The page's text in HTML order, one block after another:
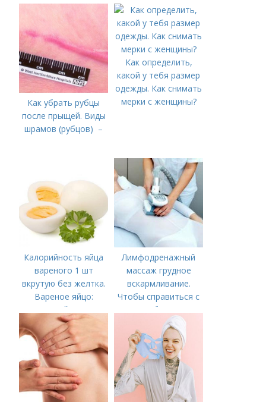
Как убрать рубцы
после прыщей. Виды
шрамов (рубцов) –
Как определить,
какой у тебя размер
одежды. Как снимать
мерки с женщины?
Калорийность яйца
вареного 1 шт
вкрутую без желтка.
Вареное яйцо:
калорийность
Лимфодренажный
массаж грудное
вскармливание.
Чтобы справиться с
нагрубанием,
необходимо
предпринять
следующие действия: